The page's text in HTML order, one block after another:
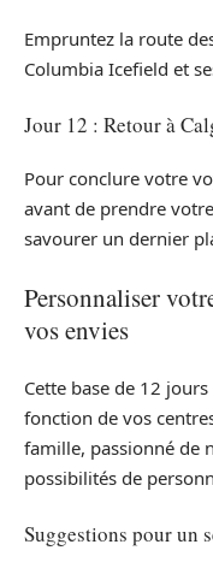
Empruntez la route
Columbia Icefield et
Jour 12 : Retour à
Pour conclure votre
avant de prendre
savourer un dernier
Personnaliser
vos envies
Cette base de 12
fonction de vos
famille, passionné de
possibilités de
Suggestions pour un